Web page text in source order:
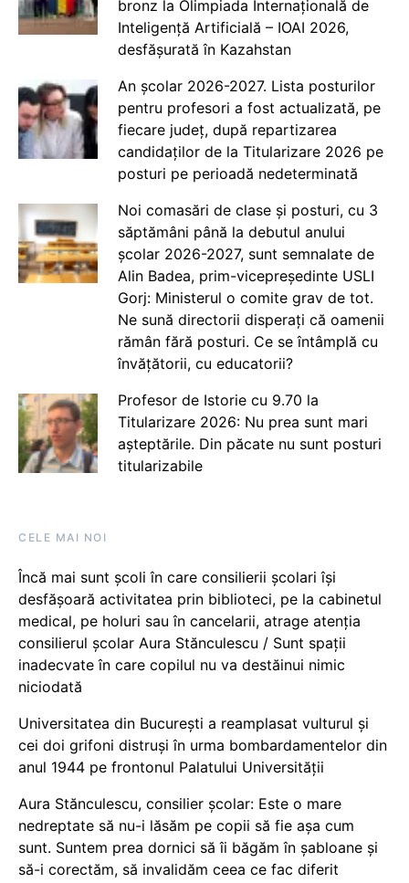
bronz la Olimpiada Internațională de
Inteligență Artificială – IOAI 2026,
desfășurată în Kazahstan
An școlar 2026-2027. Lista posturilor
pentru profesori a fost actualizată, pe
fiecare județ, după repartizarea
candidaților de la Titularizare 2026 pe
posturi pe perioadă nedeterminată
Noi comasări de clase și posturi, cu 3
săptămâni până la debutul anului
școlar 2026-2027, sunt semnalate de
Alin Badea, prim-vicepreședinte USLI
Gorj: Ministerul o comite grav de tot.
Ne sună directorii disperați că oamenii
rămân fără posturi. Ce se întâmplă cu
învățătorii, cu educatorii?
Profesor de Istorie cu 9.70 la
Titularizare 2026: Nu prea sunt mari
așteptările. Din păcate nu sunt posturi
titularizabile
CELE MAI NOI
Încă mai sunt școli în care consilierii școlari își
desfășoară activitatea prin biblioteci, pe la cabinetul
medical, pe holuri sau în cancelarii, atrage atenția
consilierul școlar Aura Stănculescu / Sunt spații
inadecvate în care copilul nu va destăinui nimic
niciodată
Universitatea din București a reamplasat vulturul și
cei doi grifoni distruși în urma bombardamentelor din
anul 1944 pe frontonul Palatului Universității
Aura Stănculescu, consilier școlar: Este o mare
nedreptate să nu-i lăsăm pe copii să fie așa cum
sunt. Suntem prea dornici să îi băgăm în șabloane și
să-i corectăm, să invalidăm ceea ce fac diferit